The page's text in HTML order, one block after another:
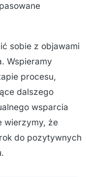
sobie z objawami
Wspieramy
procesu,
dalszego
wsparcia
wierzymy, że
do pozytywnych